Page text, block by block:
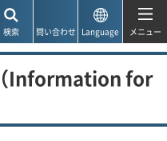
検索 問い合わせ Language メニュー
Information for